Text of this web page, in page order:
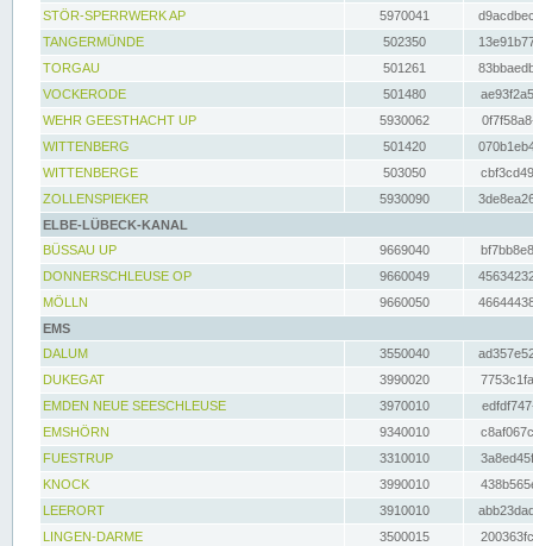
STÖR-SPERRWERK AP 5970041
TANGERMÜNDE
502350
TORGAU
501261
VOCKERODE
501480
WEHR GEESTHACHT UP
5930062
WITTENBERG
501420
WITTENBERGE
503050
ZOLLENSPIEKER
5930090
ELBE-LÜBECK-KANAL
BÜSSAU UP
9669040
DONNERSCHLEUSE OP
9660049
MÖLLN
9660050
EMS
DALUM
3550040
DUKEGAT
3990020
EMDEN NEUE SEESCHLEUSE
3970010
EMSHÖRN
9340010
FUESTRUP
3310010
KNOCK
3990010
LEERORT
3910010
LINGEN-DARME
3500015